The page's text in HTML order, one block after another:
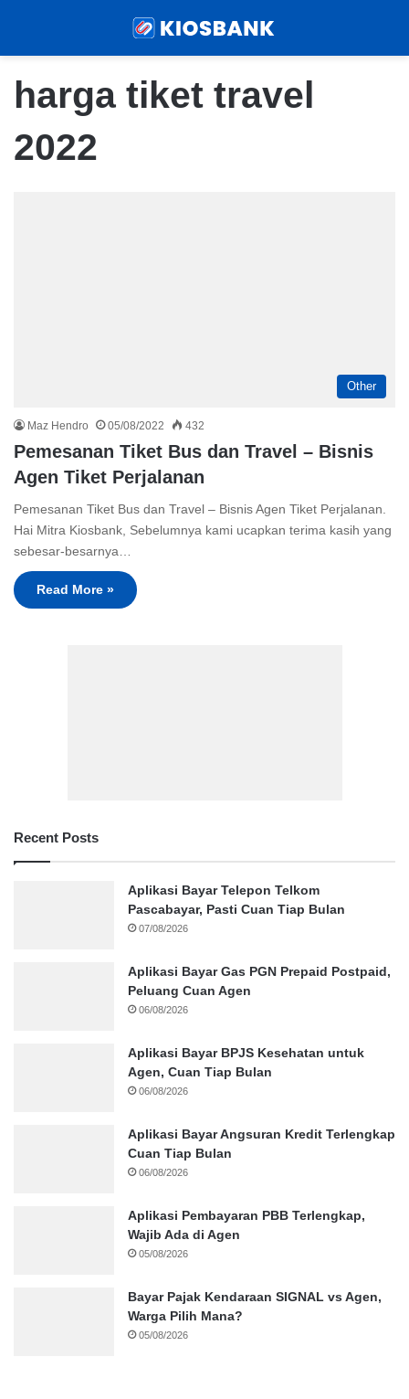
harga tiket travel
2022
Other
Maz Hendro 05/08/2022 432
Pemesanan Tiket Bus dan Travel – Bisnis
Agen Tiket Perjalanan
Pemesanan Tiket Bus dan Travel – Bisnis Agen Tiket Perjalanan.
Hai Mitra Kiosbank, Sebelumnya kami ucapkan terima kasih yang
sebesar-besarnya…
Read More »
Recent Posts
Aplikasi Bayar Telepon Telkom
Pascabayar, Pasti Cuan Tiap Bulan
07/08/2026
Aplikasi Bayar Gas PGN Prepaid Postpaid,
Peluang Cuan Agen
06/08/2026
Aplikasi Bayar BPJS Kesehatan untuk
Agen, Cuan Tiap Bulan
06/08/2026
Aplikasi Bayar Angsuran Kredit Terlengkap
Cuan Tiap Bulan
06/08/2026
Aplikasi Pembayaran PBB Terlengkap,
Wajib Ada di Agen
05/08/2026
Bayar Pajak Kendaraan SIGNAL vs Agen,
Warga Pilih Mana?
05/08/2026